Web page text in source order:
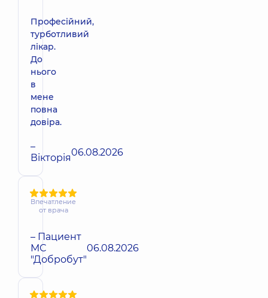
Професійний,
турботливий
лікар.
До
нього
в
мене
повна
довіра.
–
Вікторія06.08.2026
Впечатление
от врача
– Пациент
МС
"Добробут"
06.08.2026